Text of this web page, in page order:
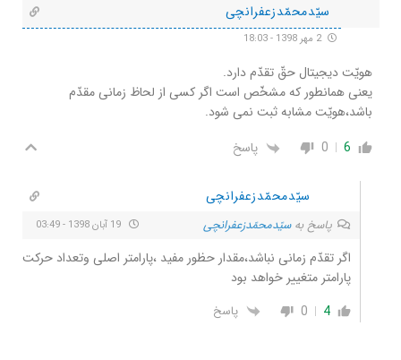
سیّدمحمّدزعفرانچی
2 مهر 1398 - 18:03
هویّت دیجیتال حقّ تقدّم دارد.
یعنی همانطور که مشخّص است اگر کسی از لحاظ زمانی مقدّم
باشد،هویّت مشابه ثبت نمی شود.
6
0 پاسخ
سیّدمحمّدزعفرانچی
پاسخ بهسیّدمحمّدزعفرانچی
اگر تقدّم زمانی نباشد،مقدار حظور مفید ،پارامتر اصلی وتعداد حرکت
پارامتر متغییر خواهد بود
4
0 پاسخ